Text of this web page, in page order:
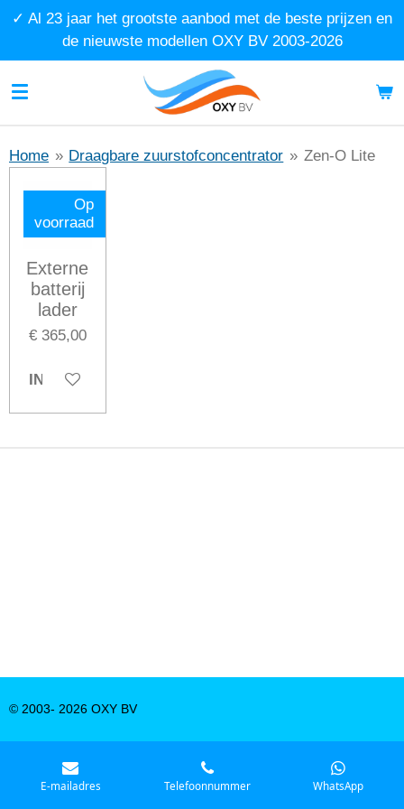
Ga
naar
de
✓ Al 23 jaar het grootste aanbod met de beste prijzen en
de nieuwste modellen OXY BV 2003-2026
Home » Draagbare zuurstofconcentrator » Zen-O Lite
Op
voorraad
Externe
batterij
lader
€ 365,00
IN WINKELWAGEN
© 2003- 2026 OXY BV
E-mailadres Telefoonnummer WhatsApp